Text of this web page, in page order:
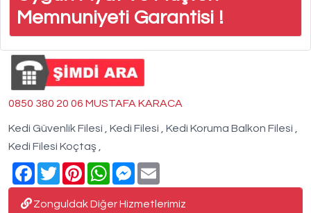
Memnuniyeti Garantisi !
0850 380 20 06 MUSTAFA KARACA
Kedi Güvenlik Filesi , Kedi Filesi , Kedi Koruma Balkon Filesi ,
Kedi Filesi Koçtaş ,
Facebook
TwitterPinterestWhatsAppMessenger
Zonguldak Diğer Hizmetlerimiz